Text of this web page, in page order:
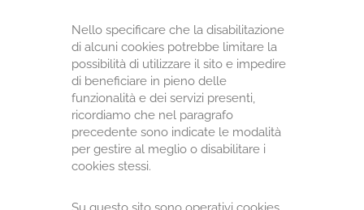
Nello specificare che la disabilitazione
di alcuni cookies potrebbe limitare la
possibilità di utilizzare il sito e impedire
di beneficiare in pieno delle
funzionalità e dei servizi presenti,
ricordiamo che nel paragrafo
precedente sono indicate le modalità
per gestire al meglio o disabilitare i
cookies stessi.